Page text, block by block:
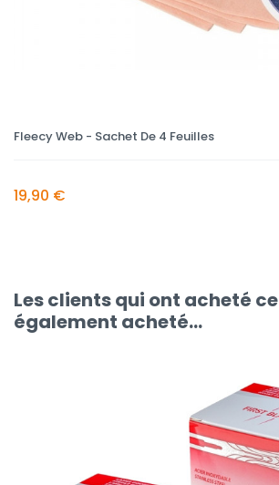
Fleecy Web - Sachet De 4 Feuilles
19,90 €
Les clients qui ont acheté
également acheté...